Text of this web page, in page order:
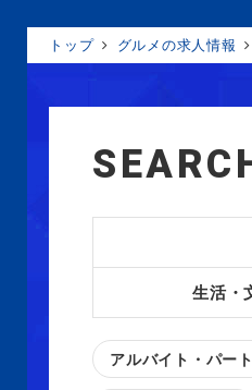
トップ グルメの求人情報
生活・
アルバイト・パート